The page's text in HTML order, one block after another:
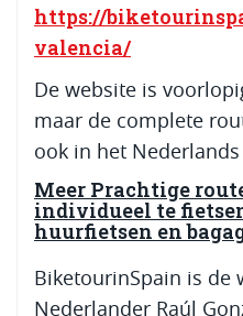
https://
valencia/
De website is
maar de complete
ook in het
Meer Prachtige
individueel te
huurfietsen en
BiketourinSpain is de
Nederlander Raúl